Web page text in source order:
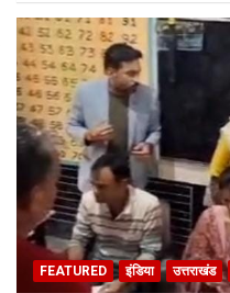
FEATURED इंडिया उत्तराखंड